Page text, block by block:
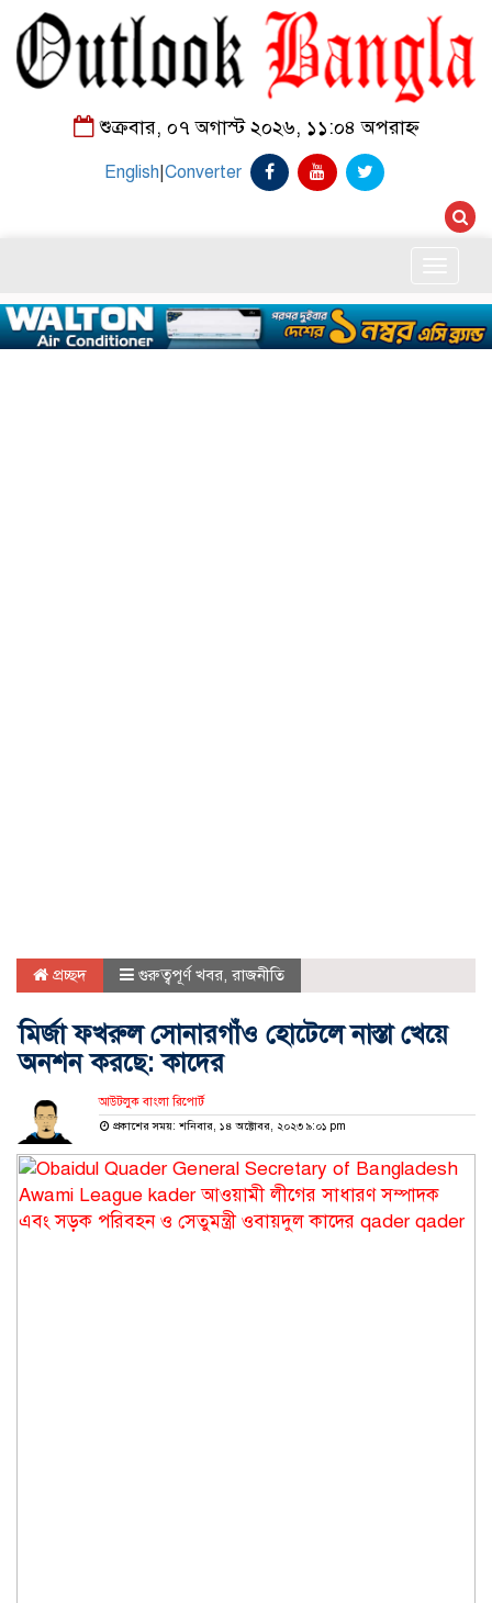
শুক্রবার, ০৭ অগাস্ট ২০২৬, ১১:০৪ অপরাহ্ন
English|Converter
প্রচ্ছদ গুরুত্বপূর্ণ খবর, রাজনীতি
মির্জা ফখরুল সোনারগাঁও হোটেলে নাস্তা খেয়ে
অনশন করছে: কাদের
আউটলুক বাংলা রিপোর্ট
প্রকাশের সময়: শনিবার, ১৪ অক্টোবর, ২০২৩ ৯:০১ pm